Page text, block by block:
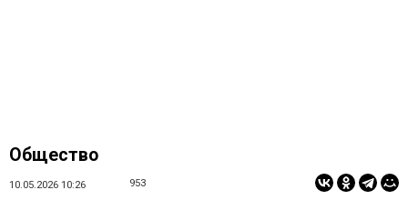
Общество
10.05.2026 10:26 953